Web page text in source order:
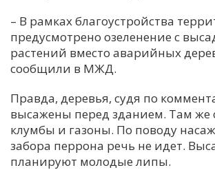
– В рамках благоустройства
предусмотрено озеленение с
растений вместо аварийных
сообщили в МЖД.
Правда, деревья, судя по
высажены перед зданием. Там же
клумбы и газоны. По поводу
забора перрона речь не идет.
планируют молодые липы.